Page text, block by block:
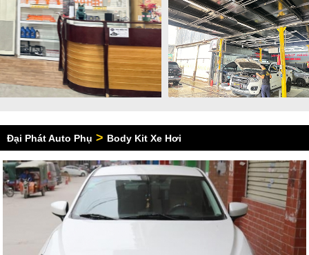
Đại Phát Auto Phụ > Body Kit Xe Hơi